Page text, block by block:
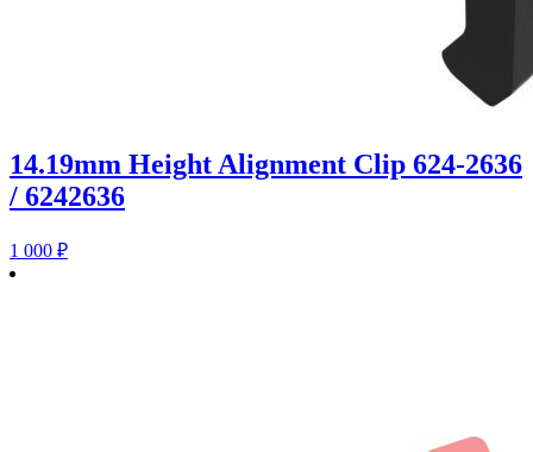
14.19mm Height Alignment Clip 624-2636
/ 6242636
1 000 ₽